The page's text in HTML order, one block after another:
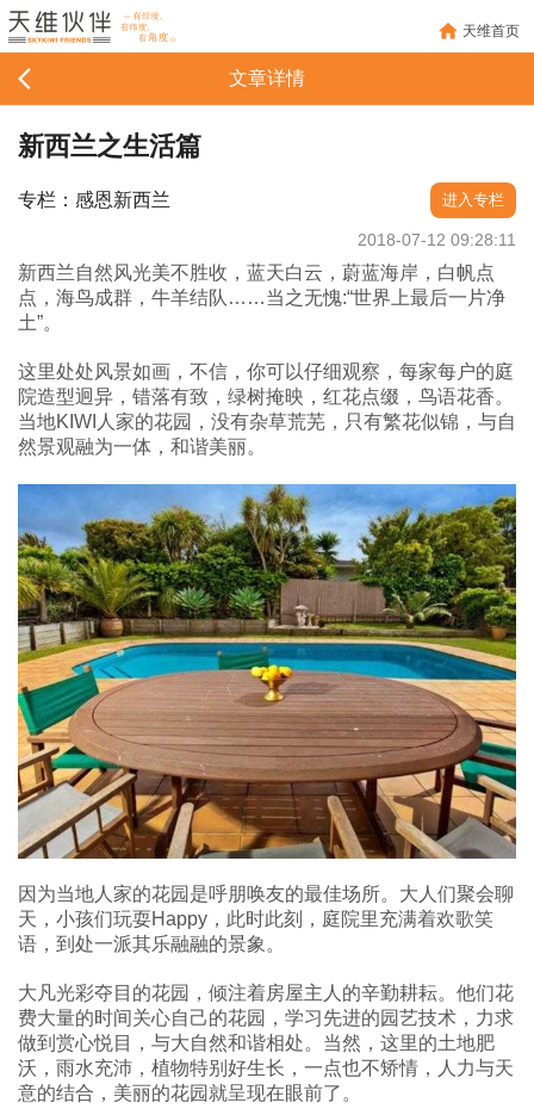
天维首页
文章详情
新西兰之生活篇
专栏：感恩新西兰 进入专栏
2018-07-12 09:28:11
新西兰自然风光美不胜收，蓝天白云，蔚蓝海岸，白帆点
点，海鸟成群，牛羊结队……当之无愧:“世界上最后一片净
土”。
这里处处风景如画，不信，你可以仔细观察，每家每户的庭
院造型迥异，错落有致，绿树掩映，红花点缀，鸟语花香。
当地KIWI人家的花园，没有杂草荒芜，只有繁花似锦，与自
然景观融为一体，和谐美丽。
因为当地人家的花园是呼朋唤友的最佳场所。大人们聚会聊
天，小孩们玩耍Happy，此时此刻，庭院里充满着欢歌笑
语，到处一派其乐融融的景象。
大凡光彩夺目的花园，倾注着房屋主人的辛勤耕耘。他们花
费大量的时间关心自己的花园，学习先进的园艺技术，力求
做到赏心悦目，与大自然和谐相处。当然，这里的土地肥
沃，雨水充沛，植物特别好生长，一点也不矫情，人力与天
意的结合，美丽的花园就呈现在眼前了。